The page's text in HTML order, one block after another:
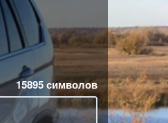
15895символов